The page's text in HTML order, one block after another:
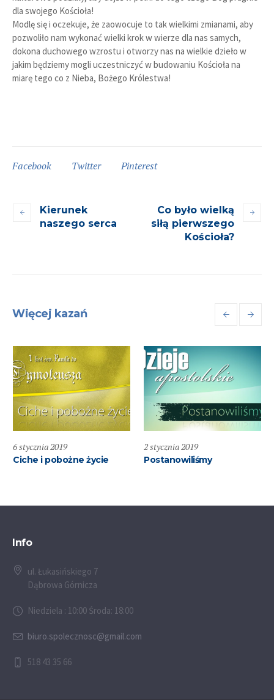
dla swojego Kościoła!
Modlę się i oczekuje, że zaowocuje to tak wielkimi zmianami, aby
pozwoliło nam wykonać wielki krok w wierze dla nas samych,
dokona duchowego wzrostu i otworzy nas na wielkie dzieło w
jakim będziemy mogli uczestniczyć w budowaniu Kościoła na
miarę tego co z Nieba, Bożego Królestwa!
Facebook Twitter Pinterest
Kierunek
naszego serca
Co było wielką
siłą pierwszego
Kościoła?
Więcej kazań
6 stycznia 2019
Ciche i pobożne życie
2 stycznia 2019
Postanowiliśmy
Info
ul. Łukasińskiego 7
Dąbrowa Górnicza
Niedziela : 10:00 Środa: 18:00
biuro.spolecznosc@gmail.com
518 43 35 66